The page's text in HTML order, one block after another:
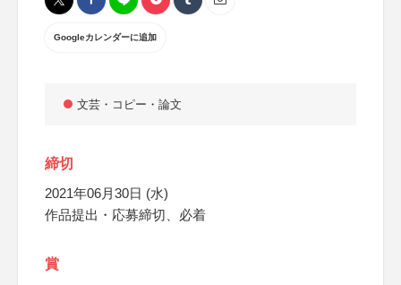
Googleカレンダーに追加
文芸・コピー・論文
締切
2021年06月30日 (水)
作品提出・応募締切、必着
賞